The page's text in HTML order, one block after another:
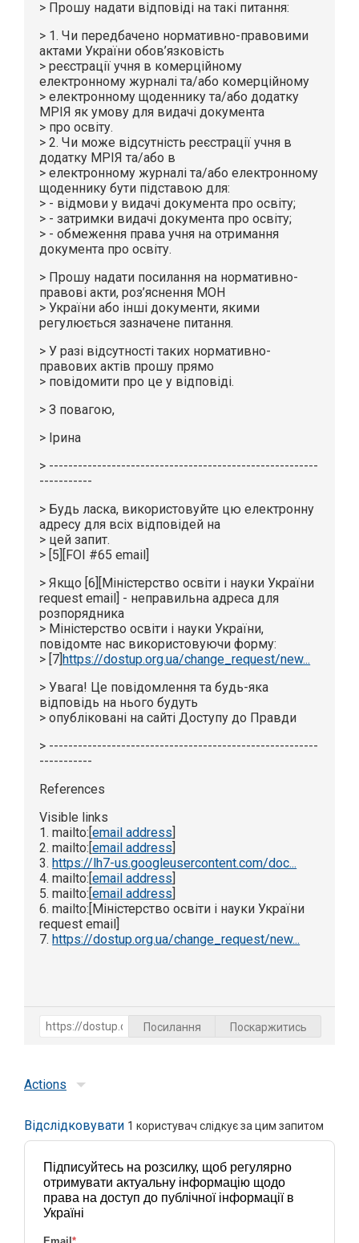
> Прошу надати відповіді на такі питання:
> 1. Чи передбачено нормативно-правовими
актами України обов’язковість
> реєстрації учня в комерційному
електронному журналі та/або комерційному
> електронному щоденнику та/або додатку
МРІЯ як умову для видачі документа
> про освіту.
> 2. Чи може відсутність реєстрації учня в
додатку МРІЯ та/або в
> електронному журналі та/або електронному
щоденнику бути підставою для:
> - відмови у видачі документа про освіту;
> - затримки видачі документа про освіту;
> - обмеження права учня на отримання
документа про освіту.
> Прошу надати посилання на нормативно-
правові акти, роз’яснення МОН
> України або інші документи, якими
регулюється зазначене питання.
> У разі відсутності таких нормативно-
правових актів прошу прямо
> повідомити про це у відповіді.
> З повагою,
> Ірина
> --------------------------------------------------------
-----------
> Будь ласка, використовуйте цю електронну
адресу для всіх відповідей на
> цей запит.
> [5][FOI #65 email]
> Якщо [6][Міністерство освіти і науки України
request email] - неправильна адреса для
розпорядника
> Міністерство освіти і науки України,
повідомте нас використовуючи форму:
> [7] https://dostup.org.ua/change_request/new...
> Увага! Це повідомлення та будь-яка
відповідь на нього будуть
> опубліковані на сайті Доступу до Правди
> --------------------------------------------------------
-----------
References
Visible links
1. mailto:[email address
2. mailto:[email address
3. https://lh7-us.googleusercontent.com/doc...
4. mailto:[email address
5. mailto:[email address
6. mailto:[Міністерство освіти і науки України
request email]
7. https://dostup.org.ua/change_request/new...
Посилання Поскаржитись
Actions
Відслідковувати 1 користувач слідкує за цим запитом
Підписуйтесь на розсилку, щоб регулярно
отримувати актуальну інформацію щодо
права на доступ до публічної інформації в
Україні